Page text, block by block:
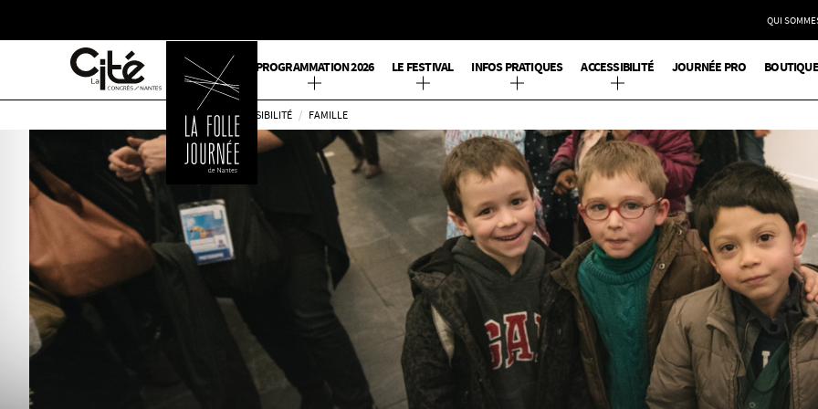
QUI
PROGRAMMATION 2026 LE FESTIVAL INFOS PRATIQUES ACCESSIBILITÉ JOURNÉE PRO BOUTIQUE
RETOURNER
SUR
L'ACCUEIL
ACCESSIBILITÉ FAMILLE